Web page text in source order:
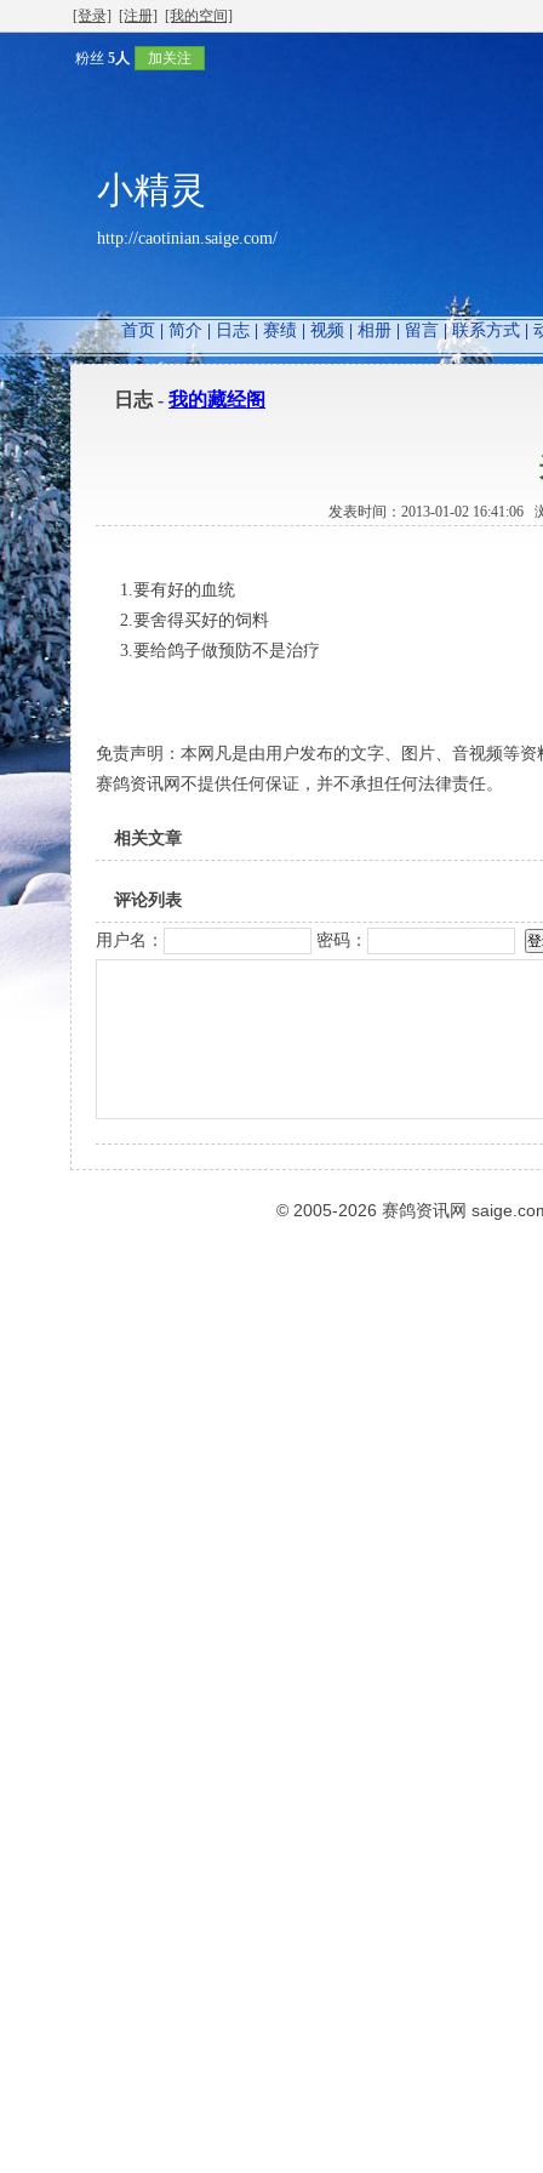
[登录] [注册] [我的空间]
粉丝 5人 加关注
小精灵
http://caotinian.saige.com/
首页 简介 日志 赛绩 视频 相册 留言 |联系方式
日志 - 我的藏经阁
发表时间：2013-01-02 16:41:06
1.要有好的血统
2.要舍得买好的饲料
3.要给鸽子做预防不是治疗
免责声明：本网凡是由用户发布的文字、图片、音视频等
赛鸽资讯网不提供任何保证，并不承担任何法律责任。
相关文章
评论列表
用户名： 密码：
© 2005-2026 赛鸽资讯网